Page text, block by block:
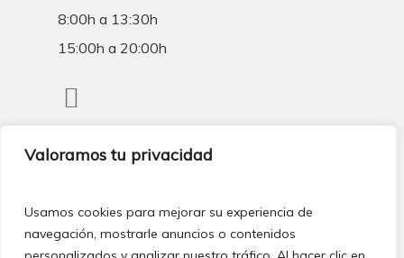
Valoramos tu privacidad
Usamos cookies para mejorar su experiencia de
navegación, mostrarle anuncios o contenidos
8:00h a 13:30h
15:00h a 20:00h
Privat / Mútues